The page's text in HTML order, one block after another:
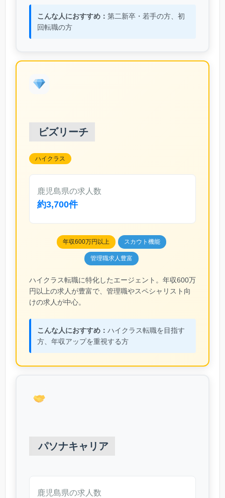
こんな人におすすめ： 第二新卒・若手の方、初
回転職の方
ビズリーチ
ハイクラス
鹿児島県の求人数
約3,700件
年収600万円以上 スカウト機能
管理職求人豊富
ハイクラス転職に特化したエージェント。年収600万
円以上の求人が豊富で、管理職やスペシャリスト向
けの求人が中心。
こんな人におすすめ： ハイクラス転職を目指す
方、年収アップを重視する方
パソナキャリア
鹿児島県の求人数